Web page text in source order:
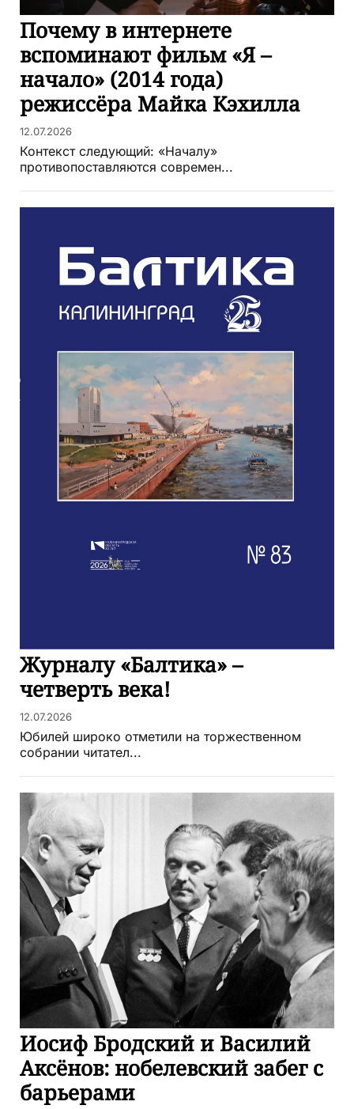
Почему в интернете
вспоминают фильм «Я –
начало» (2014 года)
режиссёра Майка Кэхилла
12.07.2026
Контекст следующий: «Началу»
противопоставляются современ...
Журналу «Балтика» –
четверть века!
12.07.2026
Юбилей широко отметили на торжественном
собрании читател...
Иосиф Бродский и Василий
Аксёнов: нобелевский забег с
барьерами